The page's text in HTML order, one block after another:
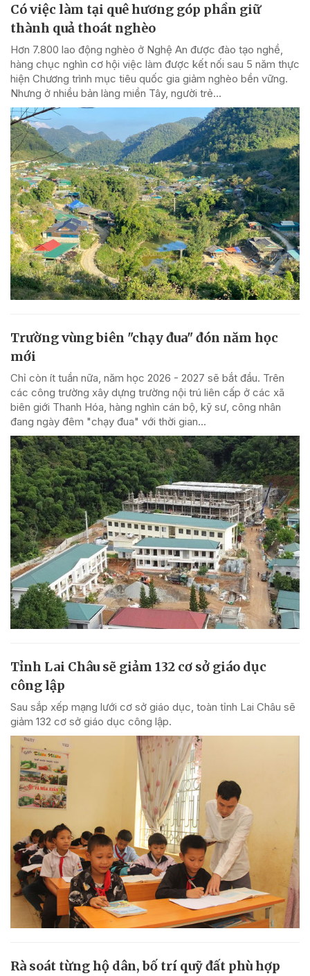
Có việc làm tại quê hương góp phần giữ
thành quả thoát nghèo
Hơn 7.800 lao động nghèo ở Nghệ An được đào tạo nghề,
hàng chục nghìn cơ hội việc làm được kết nối sau 5 năm thực
hiện Chương trình mục tiêu quốc gia giảm nghèo bền vững.
Nhưng ở nhiều bản làng miền Tây, người trẻ...
Trường vùng biên "chạy đua" đón năm học
mới
Chỉ còn ít tuần nữa, năm học 2026 - 2027 sẽ bắt đầu. Trên
các công trường xây dựng trường nội trú liên cấp ở các xã
biên giới Thanh Hóa, hàng nghìn cán bộ, kỹ sư, công nhân
đang ngày đêm "chạy đua" với thời gian...
Tỉnh Lai Châu sẽ giảm 132 cơ sở giáo dục
công lập
Sau sắp xếp mạng lưới cơ sở giáo dục, toàn tỉnh Lai Châu sẽ
giảm 132 cơ sở giáo dục công lập.
Rà soát từng hộ dân, bố trí quỹ đất phù hợp